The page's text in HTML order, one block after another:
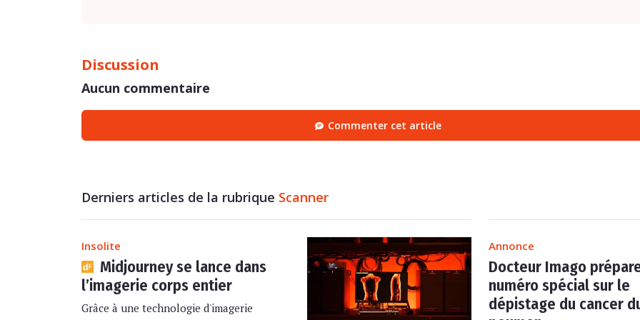
Discussion
Aucun commentaire
Commenter cet article
Derniers articles de la rubrique Scanner
Insolite
Midjourney se lance dans
l’imagerie corps entier
Grâce à une technologie d'imagerie
Annonce
Docteur Imago
numéro spécial sur le
dépistage du cancer